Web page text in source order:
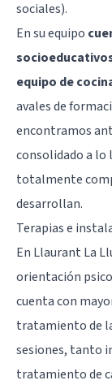
sociales).
En su equipo
equipo de
avales de
encontramos
consolidado a lo
totalmente
desarrollan.
Terapias e
En Llaurant La
orientación
cuenta con
tratamiento de
sesiones, tanto
tratamiento de